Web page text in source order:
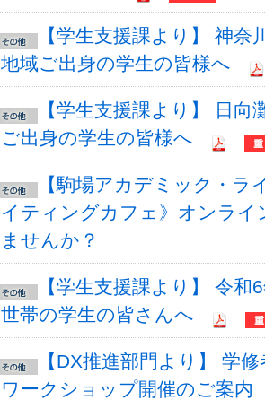
【学生支援課より】 神
地域ご出身の学生の皆様へ
【学生支援課より】 日
ご出身の学生の皆様へ
【駒場アカデミック・
イティングカフェ》オンラ
ませんか？
【学生支援課より】 令
世帯の学生の皆さんへ
【DX推進部門より】 学
ワークショップ開催のご案内